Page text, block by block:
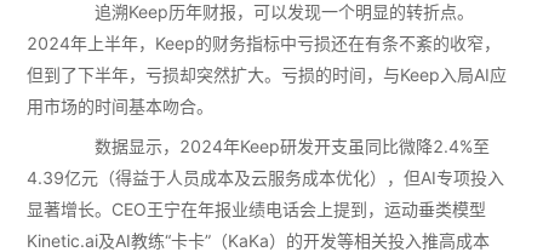
追溯Keep历年财报，可以发现一个明显的转折点。
2024年上半年，Keep的财务指标中亏损还在有条不紊的收窄，
但到了下半年，亏损却突然扩大。亏损的时间，与Keep入局AI应
用市场的时间基本吻合。
数据显示，2024年Keep研发开支虽同比微降2.4%至
4.39亿元（得益于人员成本及云服务成本优化），但AI专项投入
显著增长。CEO王宁在年报业绩电话会上提到，运动垂类模型
Kinetic.ai及AI教练“卡卡”（KaKa）的开发等相关投入推高成本